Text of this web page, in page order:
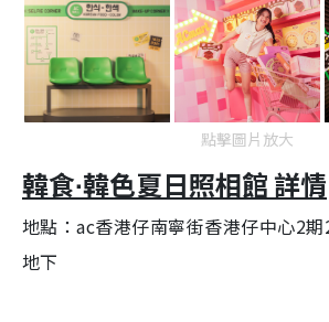
點擊圖片放大
韓食∙韓色夏日照相館 詳情
地點：ac香港仔南寧街香港仔中心2
地下